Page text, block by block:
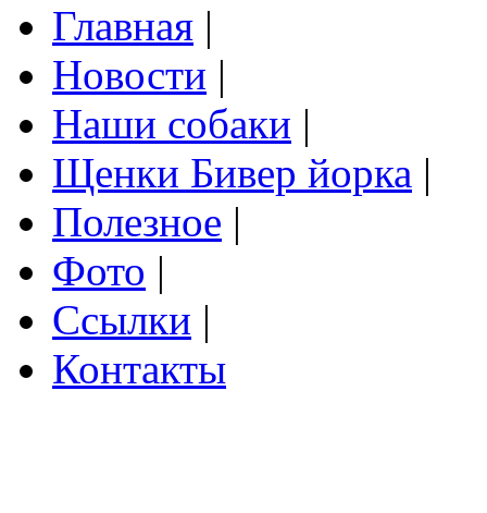
Главная |
Новости |
Наши собаки |
Щенки Бивер йорка |
Полезное |
Фото |
Ссылки |
Контакты